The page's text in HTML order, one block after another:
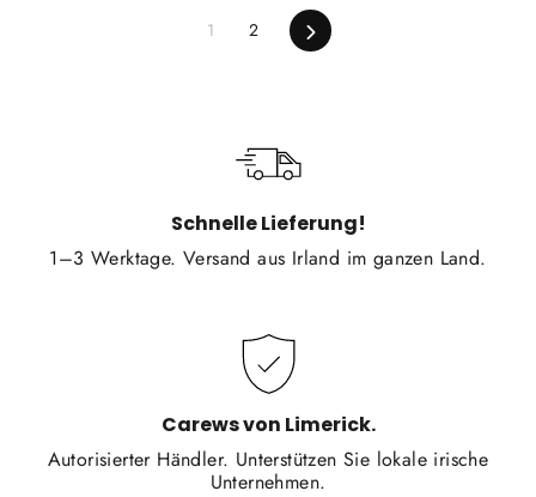
1 2 Vorwärts
Schnelle Lieferung!
1–3 Werktage. Versand aus Irland im ganzen Land.
Carews von Limerick.
Autorisierter Händler. Unterstützen Sie lokale irische
Unternehmen.